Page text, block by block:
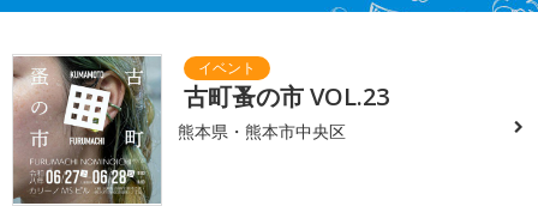
古町蚤の市 VOL.23
熊本県・熊本市中央区